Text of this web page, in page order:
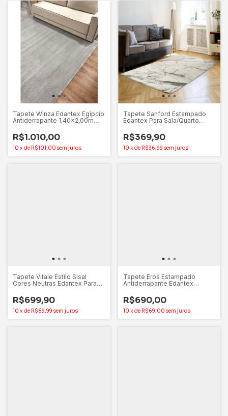
Tapete Winza Edantex Egípcio
Antiderrapante 1,40x2,00m
R$1.010,00
10 x de R$101,00 sem juros
Tapete Sanford Estampado
Edantex Para Sala/Quarto
R$369,90
10 x de R$36,99 sem juros
Tapete Vitale Estilo Sisal
Cores Neutras Edantex Para
R$699,90
10 xde R$69,99 sem juros
Tapete Eros Estampado
Antiderrapante Edantex
R$690,00
10 xde R$69,00 sem juros